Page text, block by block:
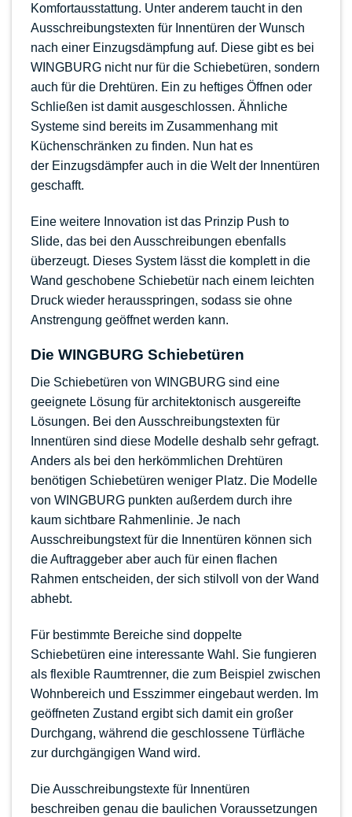
Komfortausstattung. Unter anderem taucht in den
Ausschreibungstexten für Innentüren der Wunsch
nach einer Einzugsdämpfung auf. Diese gibt es bei
WINGBURG nicht nur für die Schiebetüren, sondern
auch für die Drehtüren. Ein zu heftiges Öffnen oder
Schließen ist damit ausgeschlossen. Ähnliche
Systeme sind bereits im Zusammenhang mit
Küchenschränken zu finden. Nun hat es
der Einzugsdämpfer auch in die Welt der Innentüren
geschafft.
Eine weitere Innovation ist das Prinzip Push to
Slide, das bei den Ausschreibungen ebenfalls
überzeugt. Dieses System lässt die komplett in die
Wand geschobene Schiebetür nach einem leichten
Druck wieder herausspringen, sodass sie ohne
Anstrengung geöffnet werden kann.
Die WINGBURG Schiebetüren
Die Schiebetüren von WINGBURG sind eine
geeignete Lösung für architektonisch ausgereifte
Lösungen. Bei den Ausschreibungstexten für
Innentüren sind diese Modelle deshalb sehr gefragt.
Anders als bei den herkömmlichen Drehtüren
benötigen Schiebetüren weniger Platz. Die Modelle
von WINGBURG punkten außerdem durch ihre
kaum sichtbare Rahmenlinie. Je nach
Ausschreibungstext für die Innentüren können sich
die Auftraggeber aber auch für einen flachen
Rahmen entscheiden, der sich stilvoll von der Wand
abhebt.
Für bestimmte Bereiche sind doppelte
Schiebetüren eine interessante Wahl. Sie fungieren
als flexible Raumtrenner, die zum Beispiel zwischen
Wohnbereich und Esszimmer eingebaut werden. Im
geöffneten Zustand ergibt sich damit ein großer
Durchgang, während die geschlossene Türfläche
zur durchgängigen Wand wird.
Die Ausschreibungstexte für Innentüren
beschreiben genau die baulichen Voraussetzungen